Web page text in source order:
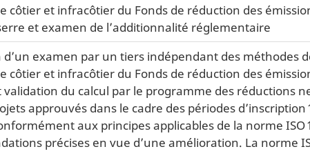
côtier et infracôtier du Fonds de réduction des
et examen de l’additionnalité réglementaire
d’un examen par un tiers indépendant des méthodes
côtier et infracôtier du Fonds de réduction des
validation du calcul par le programme des réductions
approuvés dans le cadre des périodes
aux principes applicables de la norme ISO
précises en vue d’une amélioration. La norme